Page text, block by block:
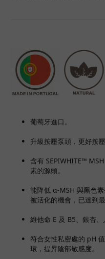
葡萄牙進口。
升級按壓泵頭，更好按
含有 SEPIWHITE™
素的源頭。
能降低 α-MSH 與黑色
被活化的機會，已達到
維他命 E 及 B5、銀杏、
符合女性私密處的 pH
環，提昇陰部敏感度。